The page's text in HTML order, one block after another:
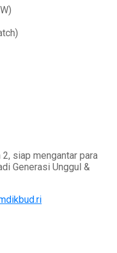
siap mengantar para
Generasi Unggul &